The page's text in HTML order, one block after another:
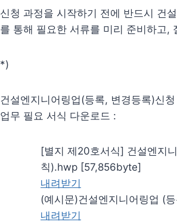
신청 과정을 시작하기 전에 반드시 건
를 통해 필요한 서류를 미리 준비하고,
*)
건설엔지니어링업(등록, 변경등록)신청
업무 필요 서식 다운로드 :
[별지 제20호서식] 건설엔지
칙).hwp [57,856byte]
내려받기
(예시문)건설엔지니어링업 (
내려받기